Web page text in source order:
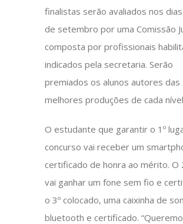
finalistas serão avaliados nos
de setembro por uma Comissão
composta por profissionais
indicados pela secretaria. Serão
premiados os alunos autores
melhores produções de cada
O estudante que garantir o 1º
concurso vai receber um
certificado de honra ao mérito. O
vai ganhar um fone sem fio e
o 3º colocado, uma caixinha de
bluetooth e certificado.